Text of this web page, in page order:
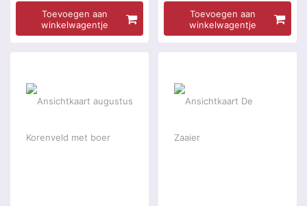
Toevoegen aan
winkelwagentje
Toevoegen aan
winkelwagentje